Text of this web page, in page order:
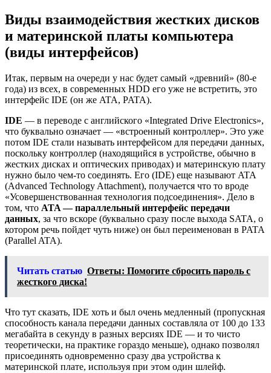
Виды взаимодействия жестких дисков
и материнской платы компьютера
(виды интерфейсов)
Итак, первым на очереди у нас будет самый «древний» (80-е
года) из всех, в современных HDD его уже не встретить, это
интерфейс IDE (он же ATA, PATA).
IDE — в переводе с английского «Integrated Drive Electronics»,
что буквально означает — «встроенный контроллер». Это уже
потом IDE стали называть интерфейсом для передачи данных,
поскольку контроллер (находящийся в устройстве, обычно в
жестких дисках и оптических приводах) и материнскую плату
нужно было чем-то соединять. Его (IDE) еще называют ATA
(Advanced Technology Attachment), получается что то вроде
«Усовершенствованная технология подсоединения». Дело в
том, что ATA — параллельный интерфейс передачи
данных, за что вскоре (буквально сразу после выхода SATA, о
котором речь пойдет чуть ниже) он был переименован в PATA
(Parallel ATA).
Читать статью Ответы: Помогите сбросить пароль с
жесткого диска!
Что тут сказать, IDE хоть и был очень медленный (пропускная
способность канала передачи данных составляла от 100 до 133
мегабайта в секунду в разных версиях IDE — и то чисто
теоретически, на практике гораздо меньше), однако позволял
присоединять одновременно сразу два устройства к
материнской плате, используя при этом один шлейф.